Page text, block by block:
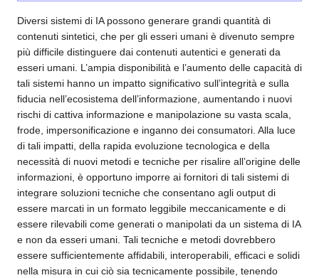
Diversi sistemi di IA possono generare grandi quantità di
contenuti sintetici, che per gli esseri umani è divenuto sempre
più difficile distinguere dai contenuti autentici e generati da
esseri umani. L’ampia disponibilità e l’aumento delle capacità di
tali sistemi hanno un impatto significativo sull’integrità e sulla
fiducia nell’ecosistema dell’informazione, aumentando i nuovi
rischi di cattiva informazione e manipolazione su vasta scala,
frode, impersonificazione e inganno dei consumatori. Alla luce
di tali impatti, della rapida evoluzione tecnologica e della
necessità di nuovi metodi e tecniche per risalire all’origine delle
informazioni, è opportuno imporre ai fornitori di tali sistemi di
integrare soluzioni tecniche che consentano agli output di
essere marcati in un formato leggibile meccanicamente e di
essere rilevabili come generati o manipolati da un sistema di IA
e non da esseri umani. Tali tecniche e metodi dovrebbero
essere sufficientemente affidabili, interoperabili, efficaci e solidi
nella misura in cui ciò sia tecnicamente possibile, tenendo